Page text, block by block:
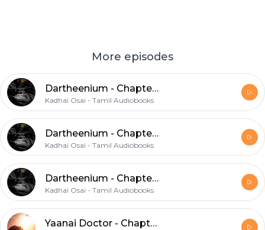
More episodes
Dartheenium - Chapter 3|டார்த்தீனியம் - ஜெயமோகன் | Tamil Books |Tamil Audio Books
Kadhai Osai - Tamil Audiobooks
Dartheenium - Chapter 2|டார்த்தீனியம் - ஜெயமோகன் | Tamil Books |Tamil Audio Books
Kadhai Osai - Tamil Audiobooks
Dartheenium - Chapter 1|டார்த்தீனியம் - ஜெயமோகன் | Tamil Books |Tamil Audio Books
Kadhai Osai - Tamil Audiobooks
Yaanai Doctor - Chapter 3| யானை டாக்டர் - ஜெயமோகன் | Tamil Books |Tamil Audio Books